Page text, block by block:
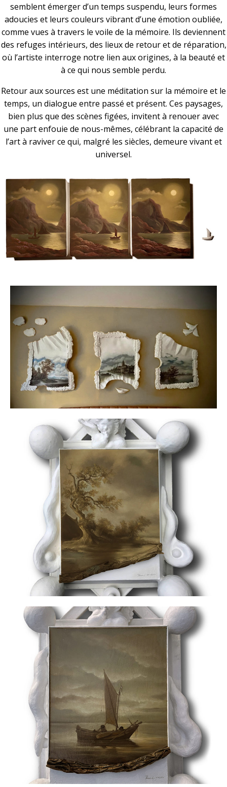
semblent émerger d’un temps suspendu, leurs formes
adoucies et leurs couleurs vibrant d’une émotion oubliée,
comme vues à travers le voile de la mémoire. Ils deviennent
des refuges intérieurs, des lieux de retour et de réparation,
où l’artiste interroge notre lien aux origines, à la beauté et
à ce qui nous semble perdu.
Retour aux sources est une méditation sur la mémoire et le
temps, un dialogue entre passé et présent. Ces paysages,
bien plus que des scènes figées, invitent à renouer avec
une part enfouie de nous-mêmes, célébrant la capacité de
l’art à raviver ce qui, malgré les siècles, demeure vivant et
universel.